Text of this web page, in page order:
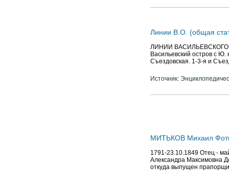
Линии В.О. (общая
ЛИНИИ ВАСИЛЬЕВСКОГО
Васильевский остров с
Съездовская. 1-3-я и
Источник:
МИТЬКОВ Михаил
1791-23.10.1849 Отец -
Александра Максимовна
откуда выпущен